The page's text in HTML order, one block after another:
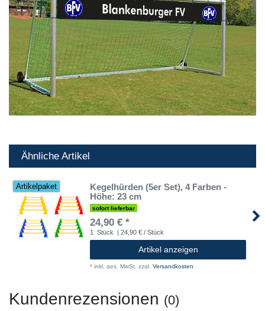
Ähnliche Artikel
Artikelpaket
Kegelhürden (5er Set), 4 Farben -
Höhe: 23 cm
sofort lieferbar
24,90 € *
1 Stück | 24,90 € / Stück
Artikel anzeigen
* inkl. ges. MwSt. zzgl. Versandkosten
Kundenrezensionen (0)